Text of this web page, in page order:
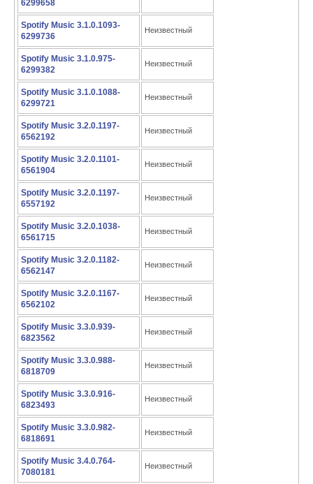
6299658
Spotify Music 3.1.0.1093-
6299736
Неизвестный
Spotify Music 3.1.0.975-
6299382
Неизвестный
Spotify Music 3.1.0.1088-
6299721
Неизвестный
Spotify Music 3.2.0.1197-
6562192
Неизвестный
Spotify Music 3.2.0.1101-
6561904
Неизвестный
Spotify Music 3.2.0.1197-
6557192
Неизвестный
Spotify Music 3.2.0.1038-
6561715
Неизвестный
Spotify Music 3.2.0.1182-
6562147
Неизвестный
Spotify Music 3.2.0.1167-
6562102
Неизвестный
Spotify Music 3.3.0.939-
6823562
Неизвестный
Spotify Music 3.3.0.988-
6818709
Неизвестный
Spotify Music 3.3.0.916-
6823493
Неизвестный
Spotify Music 3.3.0.982-
6818691
Неизвестный
Spotify Music 3.4.0.764-
7080181
Неизвестный